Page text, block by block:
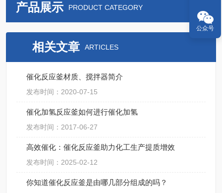
产品展示 PRODUCT CATEGORY
相关文章 ARTICLES
催化反应釜材质、搅拌器简介
发布时间：2020-07-15
催化加氢反应釜如何进行催化加氢
发布时间：2017-06-27
高效催化：催化反应釜助力化工生产提质增效
发布时间：2025-02-12
你知道催化反应釜是由哪几部分组成的吗？
公众号